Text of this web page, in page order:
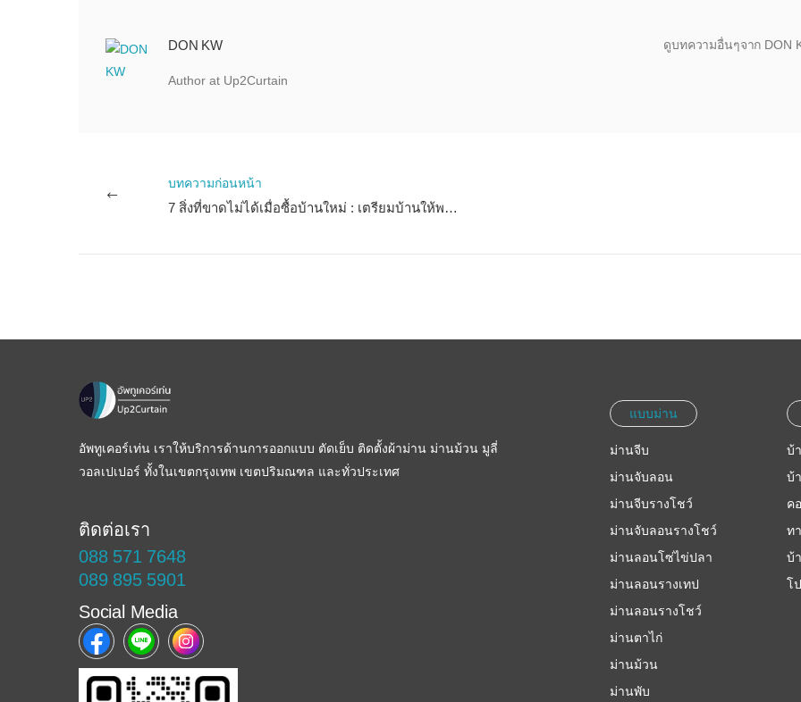
DON KW ดูบทความอื่นๆจาก DON
Author at Up2Curtain
บทความก่อนหน้า
7 สิ่งที่ขาดไม่ได้เมื่อซื้อบ้านใหม่ : เตรียมบ้านให้พร้อมอยู่
อัพทูเคอร์เท่น เราให้บริการด้านการออกแบบ ตัดเย็บ ติดตั้งผ้าม่าน ม่านม้วน มูลี่
วอลเปเปอร์ ทั้งในเขตกรุงเทพ เขตปริมณฑล และทั่วประเทศ
ติดต่อเรา
088 571 7648
089 895 5901
Social Media
แบบม่าน
ม่านจีบ
ม่านจับลอน
ม่านจีบรางโชว์
ม่านจับลอนรางโชว์
ม่านลอนโซ่ไข่ปลา
ม่านลอนรางเทป
ม่านลอนรางโชว์
ม่านตาไก่
ม่านม้วน
ม่านพับ
บ้
บ้
ค
ท
บ้
โ